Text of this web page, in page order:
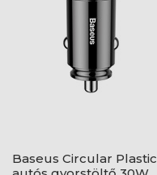
Baseus Circular Plastic